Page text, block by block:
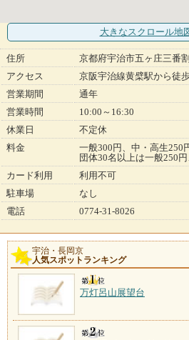
大きなスクロール地
住所
京都府宇治市五ヶ庄三番
アクセス
京阪宇治線黄檗駅から徒
営業期間
通年
営業時間
10:00～16:30
休業日
不定休
料金
一般300円、中・高生250
団体30名以上は一般250
カード利用
利用不可
駐車場
なし
電話
0774-31-8026
宇治・長岡京
人気スポットランキング
万灯呂山展望台